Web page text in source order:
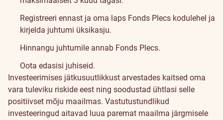
Registreeri ennast ja oma laps Fonds Plecs kodulehel ja
kirjelda juhtumi üksikasju.
Hinnangu juhtumile annab Fonds Plecs.
Oota edasisi juhiseid.
Jätkusuutlikkus
Investeerimises jätkusuutlikkust arvestades kaitsed oma
vara tuleviku riskide eest ning soodustad ühtlasi selle
positiivset mõju maailmas. Vastutustundlikud
investeeringud aitavad luua paremat maailma järgmisele